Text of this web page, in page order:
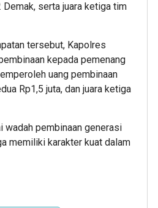
serta juara ketiga tim
tersebut, Kapolres
kepada pemenang
uang pembinaan
Rp1,5 juta, dan juara ketiga
wadah pembinaan generasi
memiliki karakter kuat dalam